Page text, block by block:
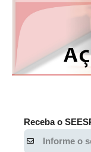
Receba o